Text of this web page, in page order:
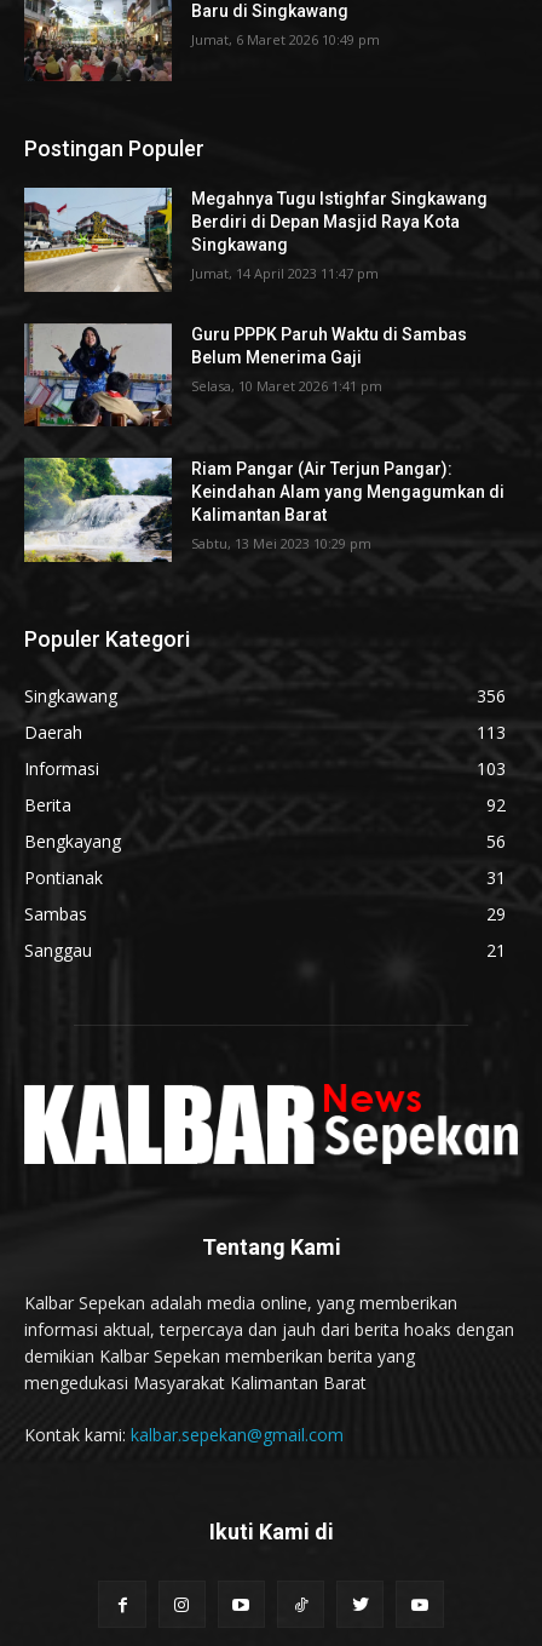
Baru di Singkawang
Jumat, 6 Maret 2026 10:49 pm
Postingan Populer
Megahnya Tugu Istighfar Singkawang
Berdiri di Depan Masjid Raya Kota
Singkawang
Jumat, 14 April 2023 11:47 pm
Guru PPPK Paruh Waktu di Sambas
Belum Menerima Gaji
Selasa, 10 Maret 2026 1:41 pm
Riam Pangar (Air Terjun Pangar):
Keindahan Alam yang Mengagumkan di
Kalimantan Barat
Sabtu, 13 Mei 2023 10:29 pm
Populer Kategori
Singkawang
356
Daerah
113
Informasi
103
Berita
92
Bengkayang
56
Pontianak
31
Sambas
29
Sanggau
21
Tentang Kami
Kalbar Sepekan adalah media online, yang memberikan
informasi aktual, terpercaya dan jauh dari berita hoaks dengan
demikian Kalbar Sepekan memberikan berita yang
mengedukasi Masyarakat Kalimantan Barat
Kontak kami: kalbar.sepekan@gmail.com
Ikuti Kami di